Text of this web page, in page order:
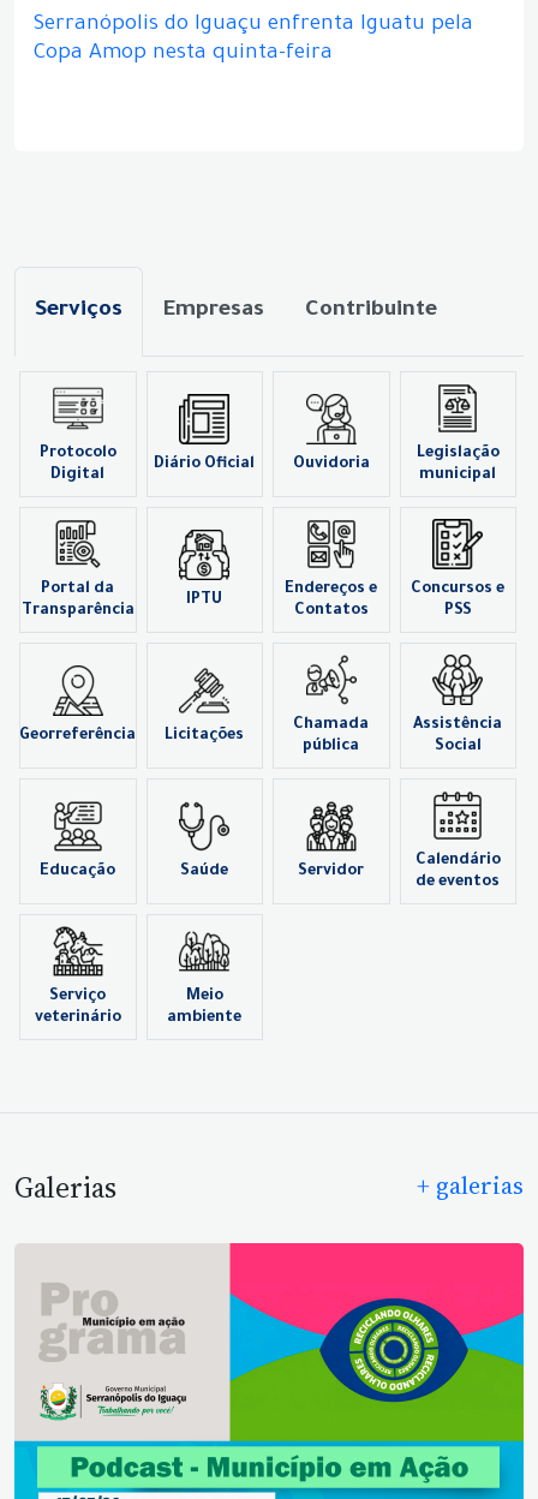
Serranópolis do Iguaçu enfrenta Iguatu pela
Copa Amop nesta quinta-feira
Serviços Empresas Contribuinte
Protocolo
Digital
Diário Oficial Ouvidoria
Legislação
municipal
Portal da
Transparência
IPTU
Endereços e
Contatos
Concursos e
PSS
Georreferência Licitações
Chamada
pública
Assistência
Social
Educação Saúde Servidor
Calendário
de eventos
Serviço
veterinário
Meio
ambiente
Galerias + galerias